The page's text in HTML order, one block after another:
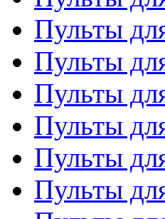
Пульты
Пульты
Пульты
Пульты
Пульты
Пульты